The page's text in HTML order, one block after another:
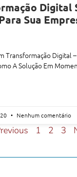
Digital
Sua
Transformação Digital
A Solução Em
Nenhum comentário
1 2 3